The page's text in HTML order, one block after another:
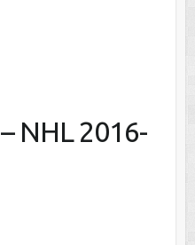
NHL 2016-